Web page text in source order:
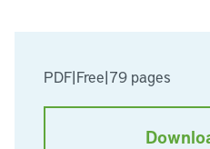
PDF|Free|79 pages